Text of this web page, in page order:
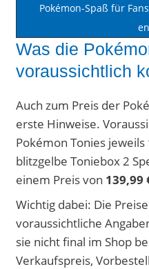
Pokémon-Spaß für
Was die
voraussichtlich
Auch zum Preis der
erste Hinweise.
Pokémon Tonies jeweils
blitzgelbe Toniebox 2
einem Preis von 139,99
Wichtig dabei: Die
voraussichtliche
sie nicht final im Shop
Verkaufspreis,